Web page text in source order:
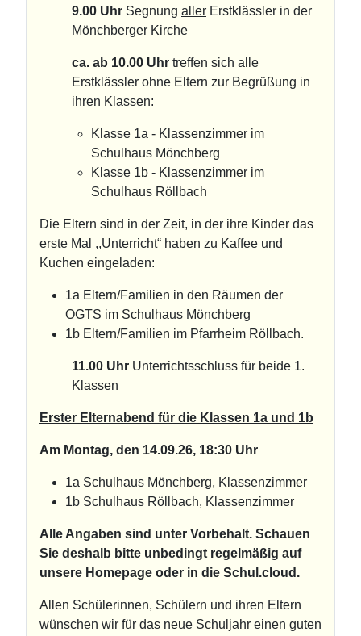
9.00 Uhr Segnung aller Erstklässler in der
Mönchberger Kirche
ca. ab 10.00 Uhr treffen sich alle
Erstklässler ohne Eltern zur Begrüßung in
ihren Klassen:
Klasse 1a - Klassenzimmer im
Schulhaus Mönchberg
Klasse 1b - Klassenzimmer im
Schulhaus Röllbach
Die Eltern sind in der Zeit, in der ihre Kinder das
erste Mal ,,Unterricht“ haben zu Kaffee und
Kuchen eingeladen:
1a Eltern/Familien in den Räumen der
OGTS im Schulhaus Mönchberg
1b Eltern/Familien im Pfarrheim Röllbach.
11.00 Uhr Unterrichtsschluss für beide 1.
Klassen
Erster Elternabend für die Klassen 1a und 1b
Am Montag, den 14.09.26, 18:30 Uhr
1a Schulhaus Mönchberg, Klassenzimmer
1b Schulhaus Röllbach, Klassenzimmer
Alle Angaben sind unter Vorbehalt. Schauen
Sie deshalb bitte unbedingt regelmäßig auf
unsere Homepage oder in die Schul.cloud.
Allen Schülerinnen, Schülern und ihren Eltern
wünschen wir für das neue Schuljahr einen guten